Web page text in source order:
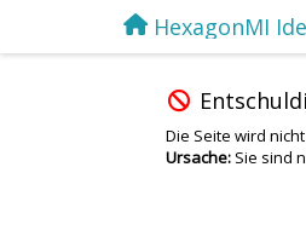
HexagonMI
Die Seite wird
Ursache: Sie sind